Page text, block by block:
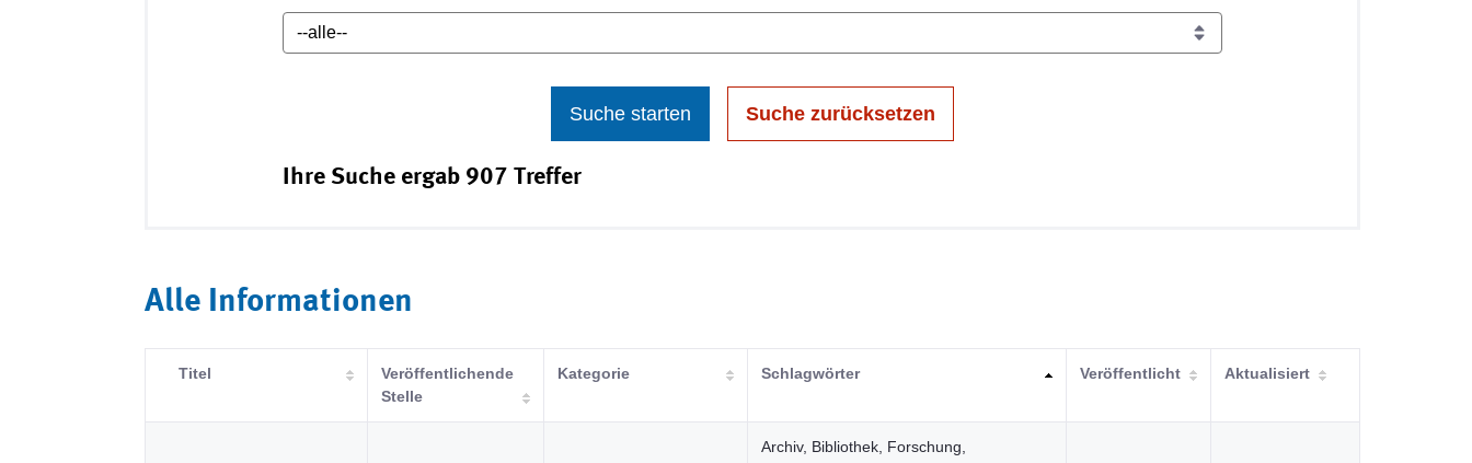
Suche starten Suche zurücksetzen
Ihre Suche ergab 907 Treffer
Alle Informationen
Titel
Veröffentlichende
Stelle
Kategorie Schlagwörter Veröffentlicht Aktualisiert
Archiv, Bibliothek, Forschung,